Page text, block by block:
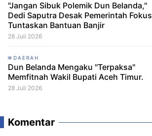
"Jangan Sibuk Polemik Dun Belanda,"
Dedi Saputra Desak Pemerintah Fokus
Tuntaskan Bantuan Banjir
28 Juli 2026
DAERAH
Dun Belanda Mengaku "Terpaksa"
Memfitnah Wakil Bupati Aceh Timur.
28 Juli 2026
Komentar